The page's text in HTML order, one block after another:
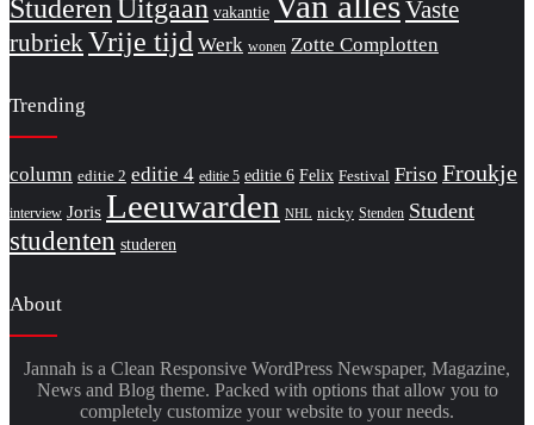
StuderenUitgaan vakantie
Vaste
rubriekVrije tijd Werk wonen Zotte Complotten
Trending
column editie 2 editie 4 editie 5 editie 6 Felix Festival Friso Froukje
interview Joris Leeuwarden NHL nicky Stenden Student
studenten studeren
About
Jannah is a Clean Responsive WordPress Newspaper, Magazine,
News and Blog theme. Packed with options that allow you to
completely customize your website to your needs.